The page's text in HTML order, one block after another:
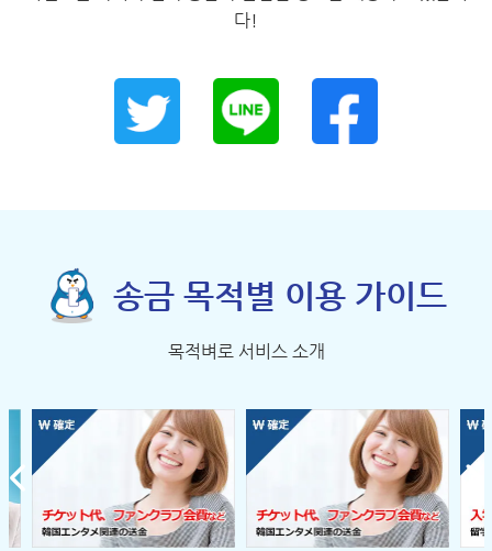
다!
송금 목적별 이용 가이드
목적벼로 서비스 소개